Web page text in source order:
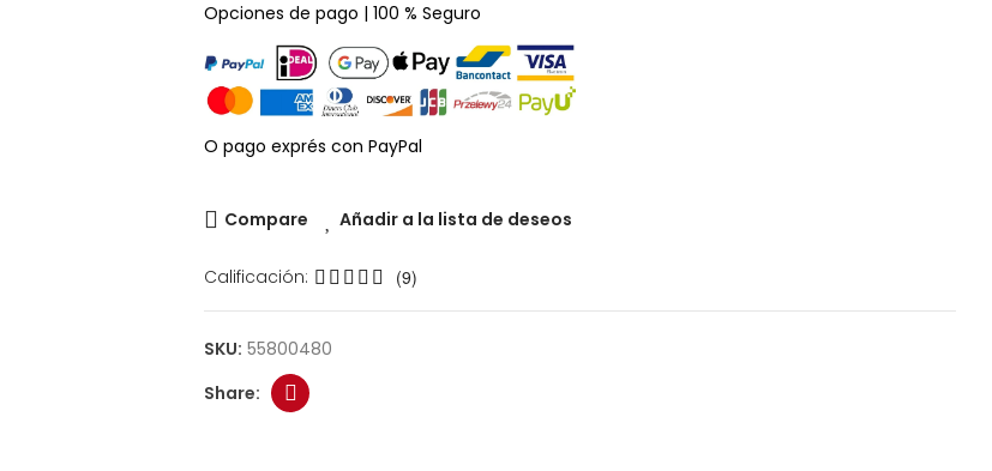
Opciones de pago | 100 % Seguro
O pago exprés con PayPal
Compare Añadir a la lista de deseos
Calificación: (9)
SKU: 55800480